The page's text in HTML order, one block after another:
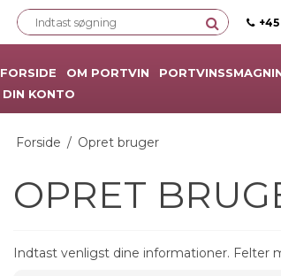
FORSIDE OM PORTVIN
DIN KONTO
Forside / Opret bruger
OPRET
Indtast venligst dine informationer. Felter